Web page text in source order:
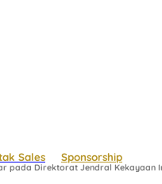
Sales Sponsorship
pada Direktorat Jendral Kekayaan